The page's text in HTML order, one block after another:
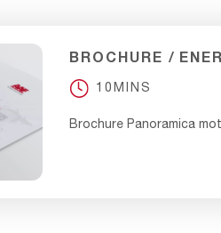
BROCHURE
10MINS
Brochure Panoramica